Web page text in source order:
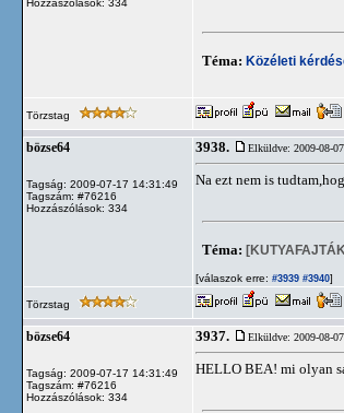
Hozzászólások: 334
Téma: Közéleti
Törzstag
bözse64
Tagság: 2009-07-17 14:31:49
Tagszám: #76216
Hozzászólások: 334
3938. Elküldve: 2009-08-
Na ezt nem is
Téma:
[válaszok erre: #3939 #3940]
Törzstag
bözse64
Tagság: 2009-07-17 14:31:49
Tagszám: #76216
Hozzászólások: 334
3937. Elküldve: 2009-08-
HELLO BEA! mi olyan